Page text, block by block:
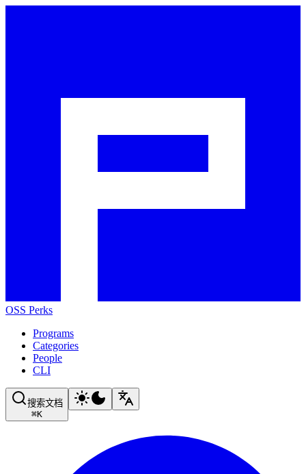
OSS Perks
Programs
Categories
People
CLI
搜索文档
⌘K